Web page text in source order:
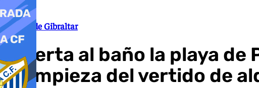
Campo de Gibraltar
Abierta al baño la playa
la limpieza del vertido de